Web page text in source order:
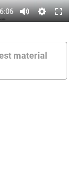
material